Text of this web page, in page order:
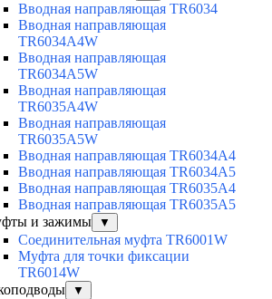
Вводная направляющая TR6034
Вводная направляющая
TR6034A4W
Вводная направляющая
TR6034A5W
Вводная направляющая
TR6035A4W
Вводная направляющая
TR6035A5W
Вводная направляющая TR6034A4
Вводная направляющая TR6034A5
Вводная направляющая TR6035A4
Вводная направляющая TR6035A5
и зажимы
▼
Соединительная муфта TR6001W
Муфта для точки фиксации
TR6014W
▼